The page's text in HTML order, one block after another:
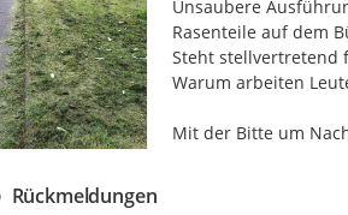
Unsaubere
Rasenteile auf dem
Steht stellvertretend
Warum arbeiten
Mit der Bitte um
Rückmeldungen